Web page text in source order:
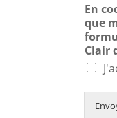
En
que
Clair